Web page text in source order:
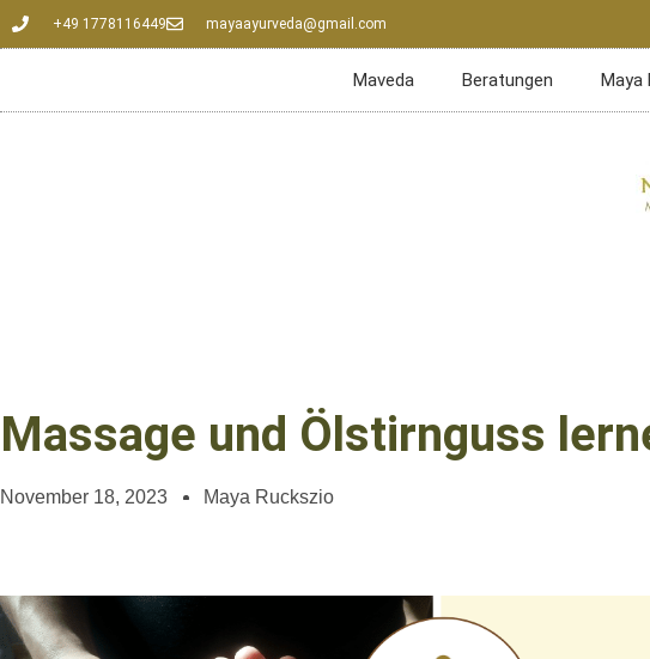
+49 1778116449 mayaayurveda@gmail.com
Maveda Beratungen Maya
Massage und Ölstirnguss
November 18, 2023 Maya Ruckszio